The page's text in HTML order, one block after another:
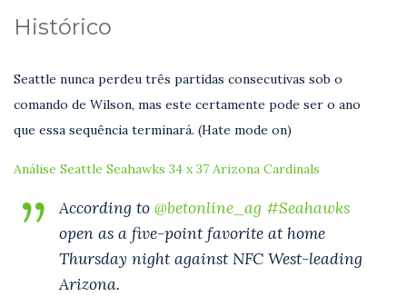
Histórico
Seattle nunca perdeu três partidas consecutivas sob o
comando de Wilson, mas este certamente pode ser o ano
que essa sequência terminará. (Hate mode on)
Análise Seattle Seahawks 34 x 37 Arizona Cardinals
According to @betonline_ag #Seahawks
open as a five-point favorite at home
Thursday night against NFC West-leading
Arizona.